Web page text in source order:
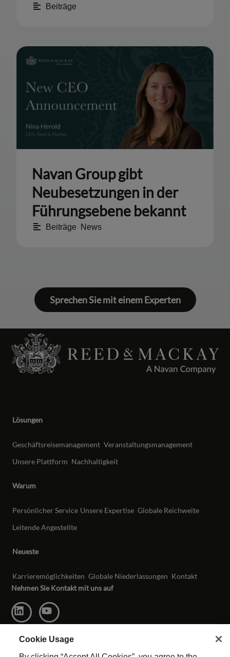
Beiträge
Navan Group gibt
Neubesetzungen in der
Führungsebene bekannt
Beiträge News
Sprechen Sie mit einem Experten
Lösungen
Geschäftsreisemanagement Veranstaltungsmanagement
Unsere Plattform Nachhaltigkeit
Warum
Persönlicher Service Unsere Expertise Globale Reichweite
Leitende Angestellte
Neueste
Karrieremöglichkeiten Globale Niederlassungen Kontakt
Nehmen Sie Kontakt mit uns auf
Cookie Usage